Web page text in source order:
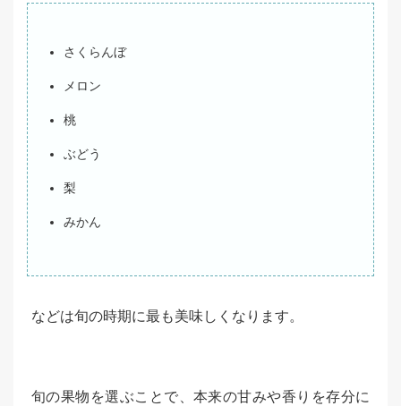
さくらんぼ
メロン
桃
ぶどう
梨
みかん
などは旬の時期に最も美味しくなります。
旬の果物を選ぶことで、本来の甘みや香りを存分に